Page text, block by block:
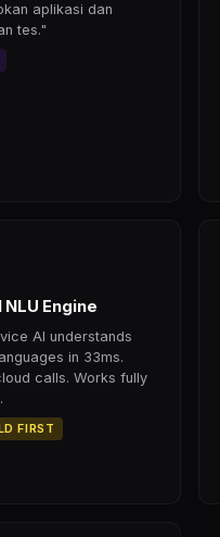
aplikasi dan
tes."
NLU Engine
AI understands
in 33ms.
calls. Works fully
FIRST